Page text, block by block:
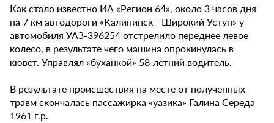
Как стало известно ИА «Регион 64», около 3 часов дня
на 7 км автодороги «Калининск - Широкий Уступ» у
автомобиля УАЗ-396254 отстрелило переднее левое
колесо, в результате чего машина опрокинулась в
кювет. Управлял «буханкой» 58-летний водитель.
В результате происшествия на месте от полученных
травм скончалась пассажирка «уазика» Галина Середа
1961 г.р.